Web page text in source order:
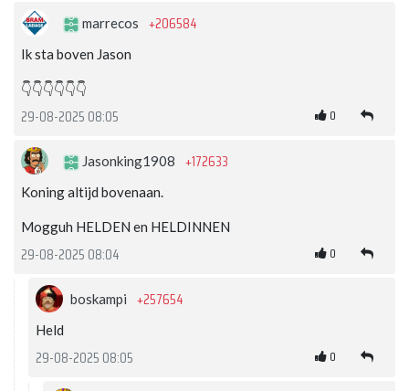
marrecos +206584
Ik sta boven Jason
👇👇👇👇👇👇
29-08-2025 08:05 0
Jasonking1908 +172633
Koning altijd bovenaan.
Mogguh HELDEN en HELDINNEN
29-08-2025 08:04 0
boskampi +257654
Held
29-08-2025 08:05 0